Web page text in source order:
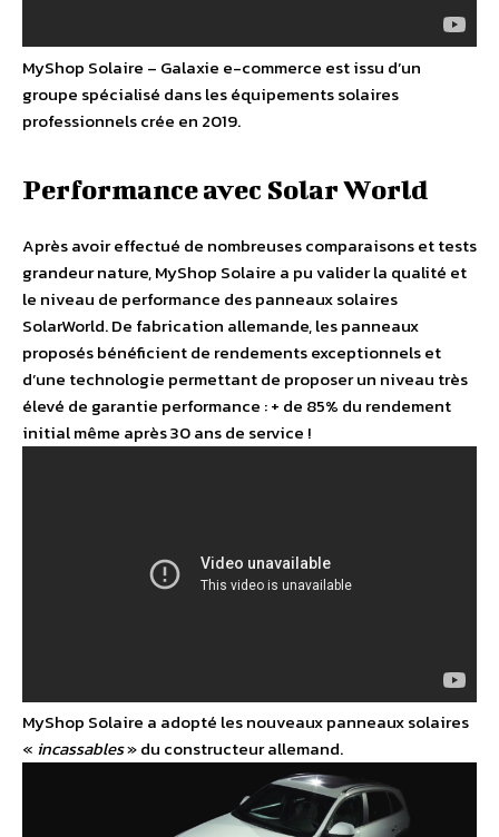
MyShop Solaire – Galaxie e-commerce est issu d’un
groupe spécialisé dans les équipements solaires
professionnels crée en 2019.
Performance avec Solar World
Après avoir effectué de nombreuses comparaisons et tests
grandeur nature, MyShop Solaire a pu valider la qualité et
le niveau de performance des panneaux solaires
SolarWorld. De fabrication allemande, les panneaux
proposés bénéficient de rendements exceptionnels et
d’une technologie permettant de proposer un niveau très
élevé de garantie performance : + de 85% du rendement
initial même après 30 ans de service !
MyShop Solaire a adopté les nouveaux panneaux solaires
« incassables» du constructeur allemand.